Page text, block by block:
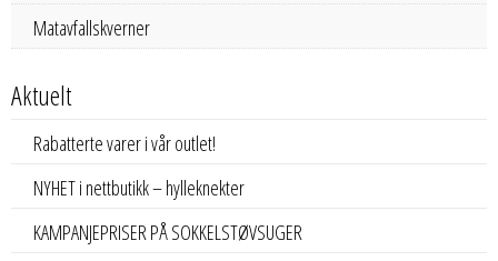
Matavfallskverner
Aktuelt
Rabatterte varer i vår outlet!
NYHET i nettbutikk – hylleknekter
KAMPANJEPRISER PÅ SOKKELSTØVSUGER